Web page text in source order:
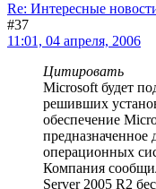
Re: Интересные
#37
11:01, 04 апреля, 2006
Цитировать
Microsoft будет
решивших
обеспечение
предназначенное
операционных
Компания
Server 2005 R2